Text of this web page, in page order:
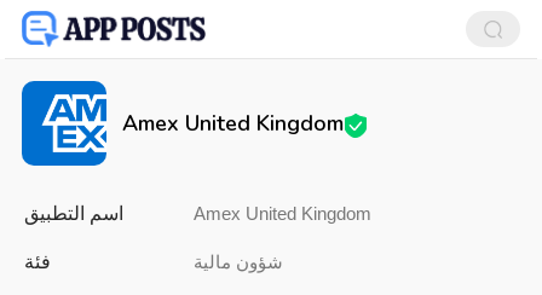
Amex United Kingdom
اسم التطبيق Amex United Kingdom
فئة شؤون مالية